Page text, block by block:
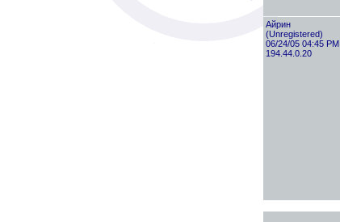
Айрин
(Unregistered)
06/24/05 04:45 PM
194.44.0.20